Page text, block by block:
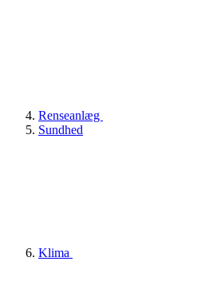
Renseanlæg
Sundhed
Klima